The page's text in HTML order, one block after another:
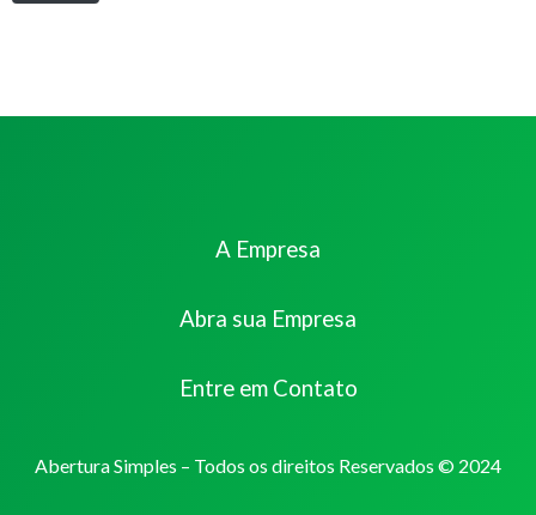
A Empresa
Abra sua Empresa
Entre em Contato
Abertura Simples – Todos os direitos Reservados © 2024